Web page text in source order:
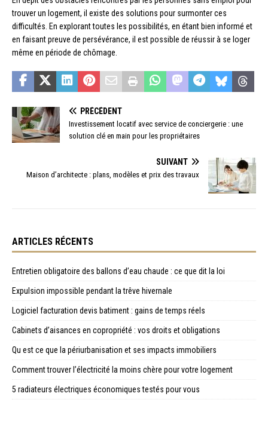
trouver un logement, il existe des solutions pour surmonter ces
difficultés. En explorant toutes les possibilités, en étant bien informé et
en faisant preuve de persévérance, il est possible de réussir à se loger
même en période de chômage.
PRÉCÉDENT
Investissement locatif avec service de conciergerie : une
solution clé en main pour les propriétaires
SUIVANT
Maison d’architecte : plans, modèles et prix des travaux
ARTICLES RÉCENTS
Entretien obligatoire des ballons d’eau chaude : ce que dit la loi
Expulsion impossible pendant la trêve hivernale
Logiciel facturation devis batiment : gains de temps réels
Cabinets d’aisances en copropriété : vos droits et obligations
Qu est ce que la périurbanisation et ses impacts immobiliers
Comment trouver l’électricité la moins chère pour votre logement
5 radiateurs électriques économiques testés pour vous